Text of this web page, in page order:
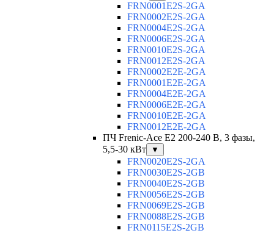
FRN0001E2S-2GA
FRN0002E2S-2GA
FRN0004E2S-2GA
FRN0006E2S-2GA
FRN0010E2S-2GA
FRN0012E2S-2GA
FRN0002E2E-2GA
FRN0001E2E-2GA
FRN0004E2E-2GA
FRN0006E2E-2GA
FRN0010E2E-2GA
FRN0012E2E-2GA
ПЧ Frenic-Ace E2 200-240 В, 3 фазы,
5,5-30 кВт
▼
FRN0020E2S-2GA
FRN0030E2S-2GB
FRN0040E2S-2GB
FRN0056E2S-2GB
FRN0069E2S-2GB
FRN0088E2S-2GB
FRN0115E2S-2GB